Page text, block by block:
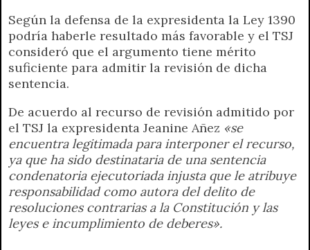
Según la defensa de la expresidenta la Ley 1390
podría haberle resultado más favorable y el TSJ
consideró que el argumento tiene mérito
suficiente para admitir la revisión de dicha
sentencia.
De acuerdo al recurso de revisión admitido por
el TSJ la expresidenta Jeanine Añez «se
encuentra legitimada para interponer el recurso,
ya que ha sido destinataria de una sentencia
condenatoria ejecutoriada injusta que le atribuye
responsabilidad como autora del delito de
resoluciones contrarias a la Constitución y las
leyes e incumplimiento de deberes».